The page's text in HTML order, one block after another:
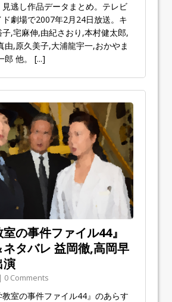
見逃し作品データまとめ。テレビ
劇場で2007年2月24日放送。キ
,宅麻伸,由紀さおり,本村健太郎,
由,原久美子,大浦龍宇一,おかやま
郎 他。 [...]
室の事件ファイル44』
タバレ 益岡徹,高岡早
演
0 Comments
教室の事件ファイル44』のあらす